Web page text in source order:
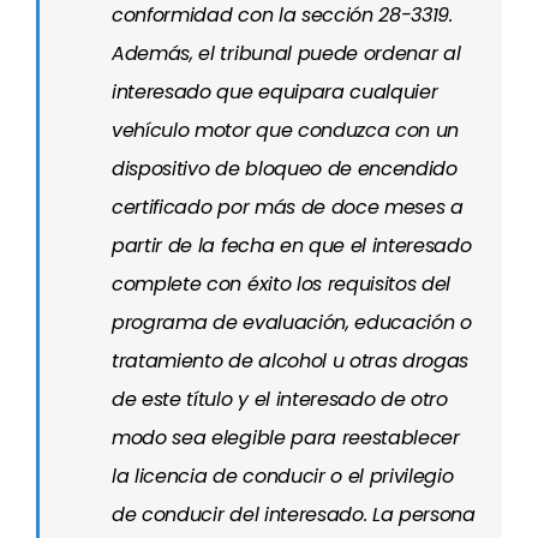
conformidad con la sección 28-3319.
Además, el tribunal puede ordenar al
interesado que equipara cualquier
vehículo motor que conduzca con un
dispositivo de bloqueo de encendido
certificado por más de doce meses a
partir de la fecha en que el interesado
complete con éxito los requisitos del
programa de evaluación, educación o
tratamiento de alcohol u otras drogas
de este título y el interesado de otro
modo sea elegible para reestablecer
la licencia de conducir o el privilegio
de conducir del interesado. La persona